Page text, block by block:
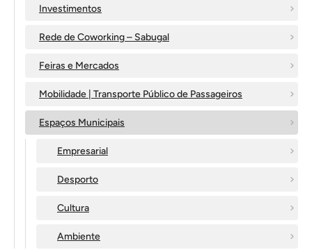
Investimentos
Rede de Coworking – Sabugal
Feiras e Mercados
Mobilidade | Transporte Público de Passageiros
Espaços Municipais
Empresarial
Desporto
Cultura
Ambiente